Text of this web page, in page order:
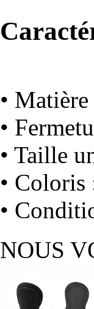
•
•
• Taille
•
•
NOUS